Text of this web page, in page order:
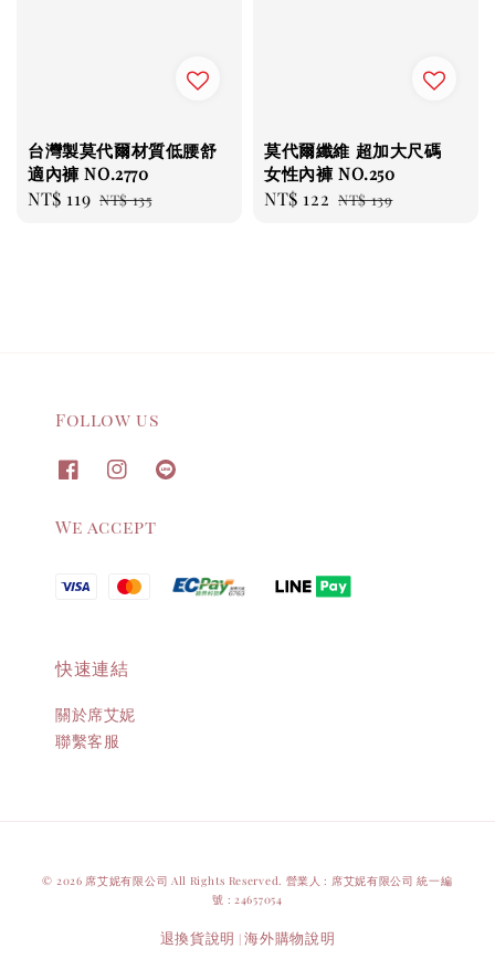
台灣製莫代爾材質低腰舒
適內褲 NO.2770
Sale
NT$ 119 Regular
NT$ 135
莫代爾纖維 超加大尺碼
女性內褲 NO.250
Sale
NT$ 122 Regular
NT$ 139
Follow us
We accept
快速連結
關於席艾妮
聯繫客服
© 2026 席艾妮有限公司 All Rights Reserved. 營業人 : 席艾妮有限公司 統一編
號 : 24657054
退換貨說明 |海外購物說明